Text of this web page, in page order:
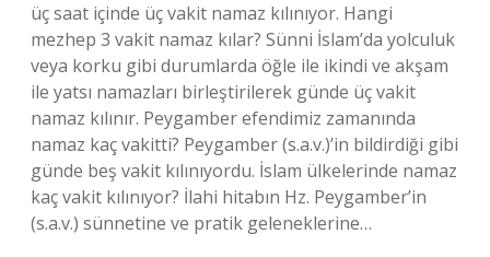
üç saat içinde üç vakit namaz kılınıyor. Hangi
mezhep 3 vakit namaz kılar? Sünni İslam’da yolculuk
veya korku gibi durumlarda öğle ile ikindi ve akşam
ile yatsı namazları birleştirilerek günde üç vakit
namaz kılınır. Peygamber efendimiz zamanında
namaz kaç vakitti? Peygamber (s.a.v.)’in bildirdiği gibi
günde beş vakit kılınıyordu. İslam ülkelerinde namaz
kaç vakit kılınıyor? İlahi hitabın Hz. Peygamber’in
(s.a.v.) sünnetine ve pratik geleneklerine…